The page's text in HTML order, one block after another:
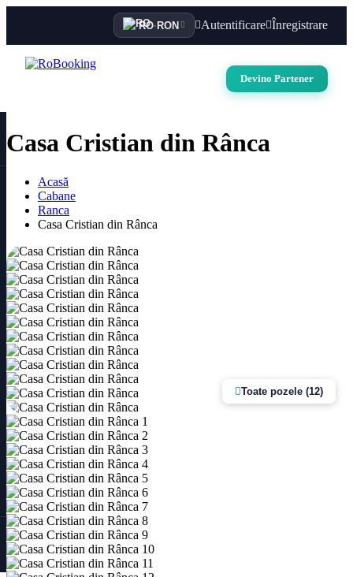
RO·RON Autentificare Înregistrare
Devino Partener
Casa Cristian din Rânca
Acasă
Cabane
Ranca
Casa Cristian din Rânca
Toate pozele (12)